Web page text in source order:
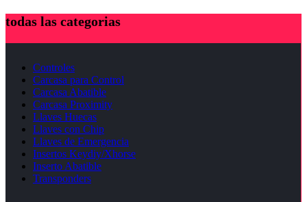
todas las categorias
Controles
Carcasa para Control
Carcasa Abatible
Carcasa Proximity
Llaves Huecas
Llaves con Chip
Llaves de Emergencia
Insertos Keydiy/Xhorse
Inserto Abatible
Transponders